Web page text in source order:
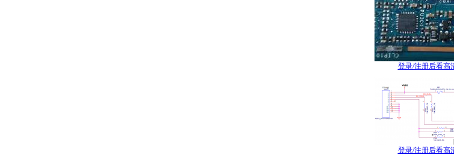
登录/注册后看高
登录/注册后看高